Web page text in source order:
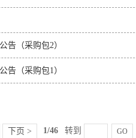
告（采购包2）
告（采购包1）
下页 > 1/46 转到 GO